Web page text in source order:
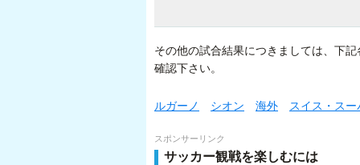
その他の試合結果につきましては、下
確認下さい。
ルガーノ シオン 海外 スイス・ス
スポンサーリンク
サッカー観戦を楽しむには